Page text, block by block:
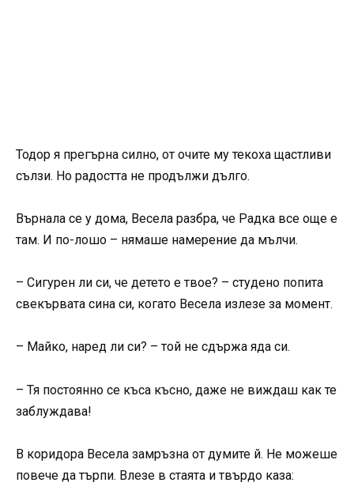
Тодор я прегърна силно, от очите му текоха щастливи
сълзи. Но радостта не продължи дълго.
Върнала се у дома, Весела разбра, че Радка все още е
там. И по-лошо – нямаше намерение да мълчи.
– Сигурен ли си, че детето е твое? – студено попита
свекървата сина си, когато Весела излезе за момент.
– Майко, наред ли си? – той не сдържа яда си.
– Тя постоянно се къса късно, даже не виждаш как те
заблуждава!
В коридора Весела замръзна от думите й. Не можеше
повече да търпи. Влезе в стаята и твърдо каза: